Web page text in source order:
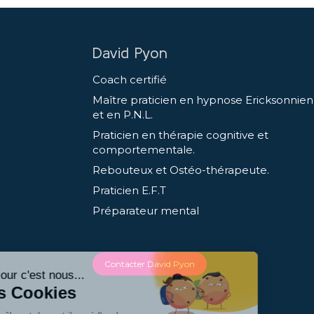
David Pyon
Coach certifié
Maître praticien en hypnose
et en P.N.L.
Praticien en thérapie cognitive et
comportementale.
Rebouteux et Ostéo-thérapeute.
Praticien E.F.T
Préparateur mental
Contacter David Pyon